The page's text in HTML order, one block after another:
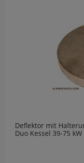
Deflektor mit
Duo Kessel 39-75 kW